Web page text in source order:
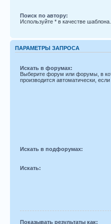
Поиск по автору:
Используйте * в качестве шаблона.
ПАРАМЕТРЫ ЗАПРОСА
Искать в форумах:
Выберите форум или форумы, в
производится автоматически,
Искать в подфорумах:
Искать:
Показывать результаты как: